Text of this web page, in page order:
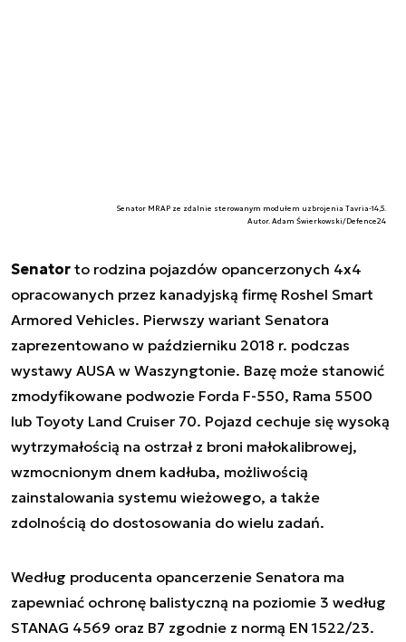
Senator MRAP ze zdalnie sterowanym modułem uzbrojenia Tavria-14,5.
Autor. Adam Świerkowski/Defence24
Senator to rodzina pojazdów opancerzonych 4x4
opracowanych przez kanadyjską firmę Roshel Smart
Armored Vehicles. Pierwszy wariant Senatora
zaprezentowano w październiku 2018 r. podczas
wystawy AUSA w Waszyngtonie. Bazę może stanowić
zmodyfikowane podwozie Forda F-550, Rama 5500
lub Toyoty Land Cruiser 70. Pojazd cechuje się wysoką
wytrzymałością na ostrzał z broni małokalibrowej,
wzmocnionym dnem kadłuba, możliwością
zainstalowania systemu wieżowego, a także
zdolnością do dostosowania do wielu zadań.
Według producenta opancerzenie Senatora ma
zapewniać ochronę balistyczną na poziomie 3 według
STANAG 4569 oraz B7 zgodnie z normą EN 1522/23.